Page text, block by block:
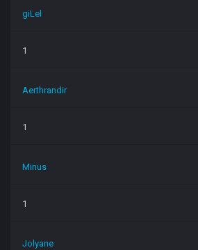
giLel
1
Aerthrandir
1
Minus
1
Jolyane